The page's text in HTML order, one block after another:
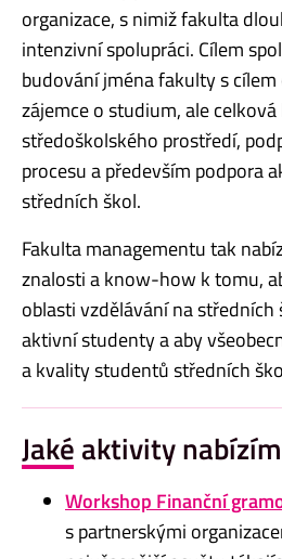
organizace, s nimiž fakulta
intenzivní spolupráci. Cílem
budování jména fakulty s
zájemce o studium, ale
středoškolského prostředí,
procesu a především podpora
středních škol.
Fakulta managementu tak
znalosti a know-how k tomu,
oblasti vzdělávání na
aktivní studenty a aby
a kvality studentů středních
Jaké aktivity
Workshop Finanční
s partnerskými